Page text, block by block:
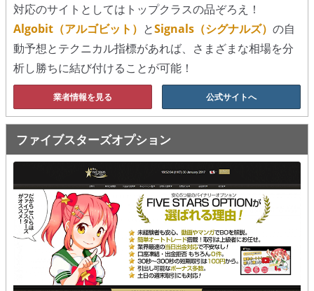
対応のサイトとしてはトップクラスの品ぞろえ！
Algobit（アルゴビット） とSignals（シグナルズ） の自
動予想とテクニカル指標があれば、さまざまな相場を分
析し勝ちに結び付けることが可能！
業者情報を見る 公式サイトへ
ファイブスターズオプション